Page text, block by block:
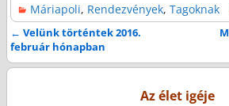
c
e
b
o
i
t
t
e
s
s
e
n
a
i
a
t
A
p
Máriapoli, Rendezvények,Tagoknak
Bejegyzés navigáció
← Velünk történtek 2016.
február hónapban
Az élet igéje